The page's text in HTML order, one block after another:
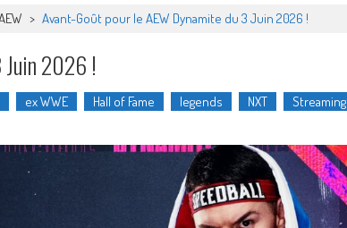
> Avant-Goût pour le AEW Dynamite du 3 Juin 2026 !
Juin 2026 !
ex WWE Hall of Fame legends NXT Streaming